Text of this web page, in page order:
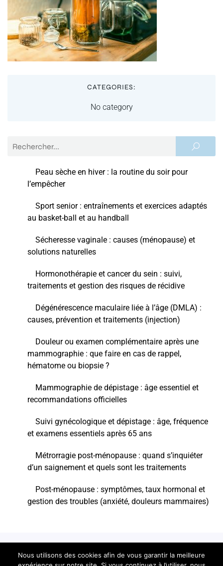
CATEGORIES:
No category
Peau sèche en hiver : la routine du soir pour
l’empêcher
Sport senior : entraînements et exercices adaptés
au basket-ball et au handball
Sécheresse vaginale : causes (ménopause) et
solutions naturelles
Hormonothérapie et cancer du sein : suivi,
traitements et gestion des risques de récidive
Dégénérescence maculaire liée à l’âge (DMLA) :
causes, prévention et traitements (injection)
Douleur ou examen complémentaire après une
mammographie : que faire en cas de rappel,
hématome ou biopsie ?
Mammographie de dépistage : âge essentiel et
recommandations officielles
Suivi gynécologique et dépistage : âge, fréquence
et examens essentiels après 65 ans
Métrorragie post-ménopause : quand s’inquiéter
d’un saignement et quels sont les traitements
Post-ménopause : symptômes, taux hormonal et
gestion des troubles (anxiété, douleurs mammaires)
Nous utilisons des cookies afin de vous garantir la meilleure